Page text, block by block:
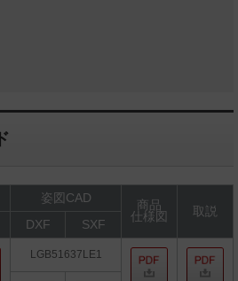
姿図CAD
商品
仕様図
取説
DXF SXF
LGB51637LE1